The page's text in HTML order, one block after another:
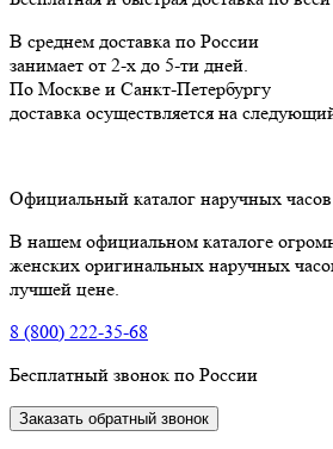
В среднем доставка по России
занимает от 2-х до 5-ти дней.
По Москве и Санкт-Петербургу
доставка осуществляется на
Официальный каталог наручных
В нашем официальном каталоге
женских оригинальных наручных
лучшей цене.
8 (800) 222-35-68
Бесплатный звонок по России
Заказать обратный звонок